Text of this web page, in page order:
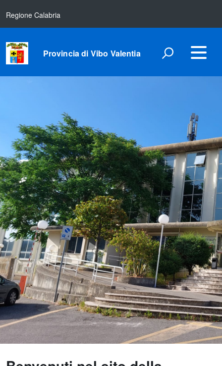
Regione Calabria
Provincia di Vibo Valentia